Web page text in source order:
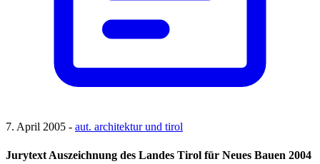
7. April 2005 - aut. architektur und tirol
Jurytext Auszeichnung des Landes Tirol für Neues Bauen 2004